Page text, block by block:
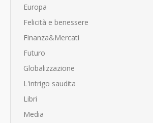
Europa
Felicità e benessere
Finanza&Mercati
Futuro
Globalizzazione
L'intrigo saudita
Libri
Media